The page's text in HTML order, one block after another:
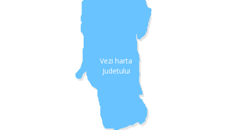
Vezi harta
Judetului